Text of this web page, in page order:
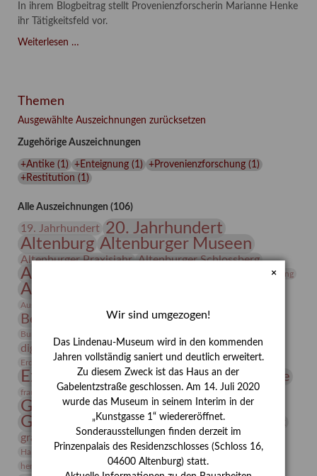
In ihrem Blogbeitrag stellt Provenienzforscherin Marianne Henke
ihr Tätigkeitsfeld vor.
Weiterlesen …
im
des
Lindenau-
Museums
Themen
Ausgewählte Auszeichnungen zurücksetzen
Zugehörige Auszeichnungen
+Antike(1 ) +Enteignung(1 ) +Provenienzforschung(1 )
+Restitution (1 )
Alle Auszeichnungen (106)
19. Jahrhundert 20. Jahrhundert
Altenburg Altenburger Museen
Altenburger Praxisjahr Altenburger Schlossberg
Antike Asta Gröting
Ausstellung
Ausstellung „Vier Winde“
Bernhard August von Lindenau
Burg Posterstein
digitallabor Entartete Kunst
Enteignung
Erdmann Julius Dietrich
Erlebnisportal estrusker Exlibris
Expressionismus Festrede Florenz Fotografie
frauen Frauen in der Antike und heute
Gerhard-Altenbourg-Preis
Gerhard Altenbourg
Gerhard Kurt Müller
grafische sammlung griechische Mythologie
Hanns-Conon von der Gabelentz Heinrich Kirchhoff Heldinnen
herman de vries Humboldt
Insekten
×
Wir sind umgezogen!
Das Lindenau-Museum wird in den kommenden
Jahren vollständig saniert und deutlich erweitert.
Zu diesem Zweck ist das Haus an der
Gabelentzstraße geschlossen. Am 14. Juli 2020
wurde das Museum in seinem Interim in der
„Kunstgasse 1“ wiedereröffnet.
Sonderausstellungen finden derzeit im
Prinzenpalais des Residenzschlosses (Schloss 16,
04600 Altenburg) statt.